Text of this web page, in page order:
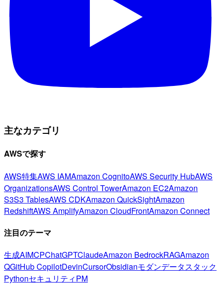
主なカテゴリ
AWSで探す
AWS特集AWS IAMAmazon CognitoAWS Security HubAWS
OrganizationsAWS Control TowerAmazon EC2Amazon
S3S3 TablesAWS CDKAmazon QuickSightAmazon
RedshiftAWS AmplifyAmazon CloudFrontAmazon Connect
注目のテーマ
生成AIMCPChatGPTClaudeAmazon BedrockRAGAmazon
QGitHub CopilotDevinCursorObsidianモダンデータスタック
PythonセキュリティPM